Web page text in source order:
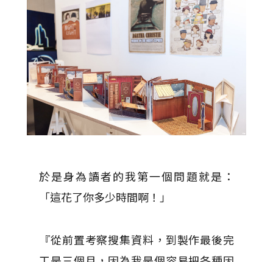
於是身為讀者的我第一個問題就是：
「這花了你多少時間啊！」
『從前置考察搜集資料，到製作最後完